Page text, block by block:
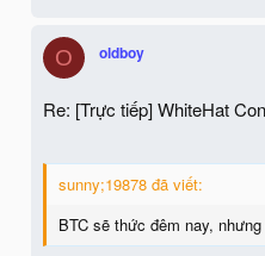
O oldboy
Re: [Trực tiếp] WhiteHat
sunny;19878 đã viết:
BTC sẽ thức đêm nay,